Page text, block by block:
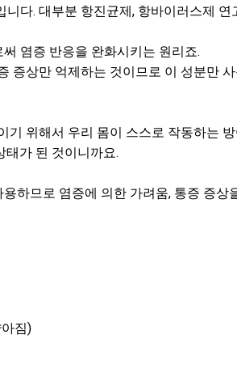
다. 대부분 항진균제, 항바이러스제
염증 반응을 완화시키는 원리죠.
증상만 억제하는 것이므로 이 성분만
기 위해서 우리 몸이 스스로 작동하는
태가 된 것이니까요.
하므로 염증에 의한 가려움, 통증 증상
짐)